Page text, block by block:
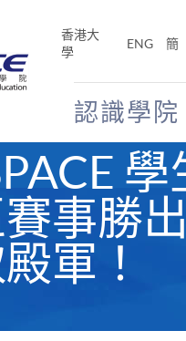
香港大
學
ENG 簡
認識學院
事勝
軍！